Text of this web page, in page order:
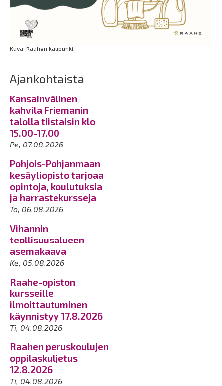
Kuva: Raahen kaupunki.
Ajankohtaista
Kansainvälinen
kahvila Friemanin
talolla tiistaisin klo
15.00-17.00
Pe, 07.08.2026
Pohjois-Pohjanmaan
kesäyliopisto tarjoaa
opintoja, koulutuksia
ja harrastekursseja
To, 06.08.2026
Vihannin
teollisuusalueen
asemakaava
Ke, 05.08.2026
Raahe-opiston
kursseille
ilmoittautuminen
käynnistyy 17.8.2026
Ti, 04.08.2026
Raahen peruskoulujen
oppilaskuljetus
12.8.2026
Ti, 04.08.2026